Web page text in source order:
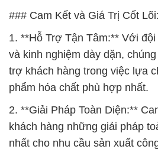
### Cam Kết và Giá Trị Cốt Lõi:
1. **Hỗ Trợ Tận Tâm:** Với
và kinh nghiệm dày dặn,
trợ khách hàng trong việc lựa
phẩm hóa chất phù hợp nhất.
2. **Giải Pháp Toàn Diện:**
khách hàng những giải pháp
nhất cho nhu cầu sản xuất